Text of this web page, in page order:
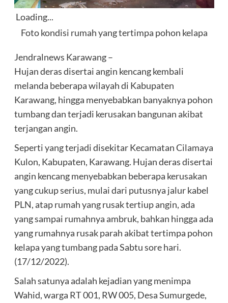
Loading...
Foto kondisi rumah yang tertimpa pohon kelapa
Jendralnews Karawang –
Hujan deras disertai angin kencang kembali
melanda beberapa wilayah di Kabupaten
Karawang, hingga menyebabkan banyaknya pohon
tumbang dan terjadi kerusakan bangunan akibat
terjangan angin.
Seperti yang terjadi disekitar Kecamatan Cilamaya
Kulon, Kabupaten, Karawang. Hujan deras disertai
angin kencang menyebabkan beberapa kerusakan
yang cukup serius, mulai dari putusnya jalur kabel
PLN, atap rumah yang rusak tertiup angin, ada
yang sampai rumahnya ambruk, bahkan hingga ada
yang rumahnya rusak parah akibat tertimpa pohon
kelapa yang tumbang pada Sabtu sore hari.
(17/12/2022).
Salah satunya adalah kejadian yang menimpa
Wahid, warga RT 001, RW 005, Desa Sumurgede,